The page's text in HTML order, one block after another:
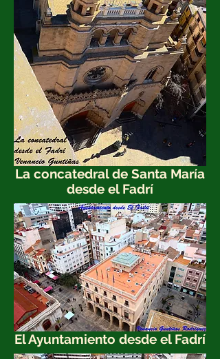
La concatedral de Santa María
desde el Fadrí
El Ayuntamiento desde el Fadrí